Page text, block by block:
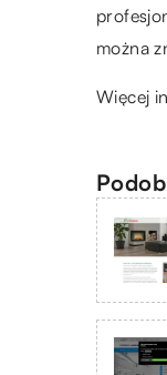
można
Więcej